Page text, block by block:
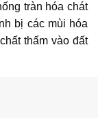
tràn hóa chát
bị các mùi hóa
thấm vào đất